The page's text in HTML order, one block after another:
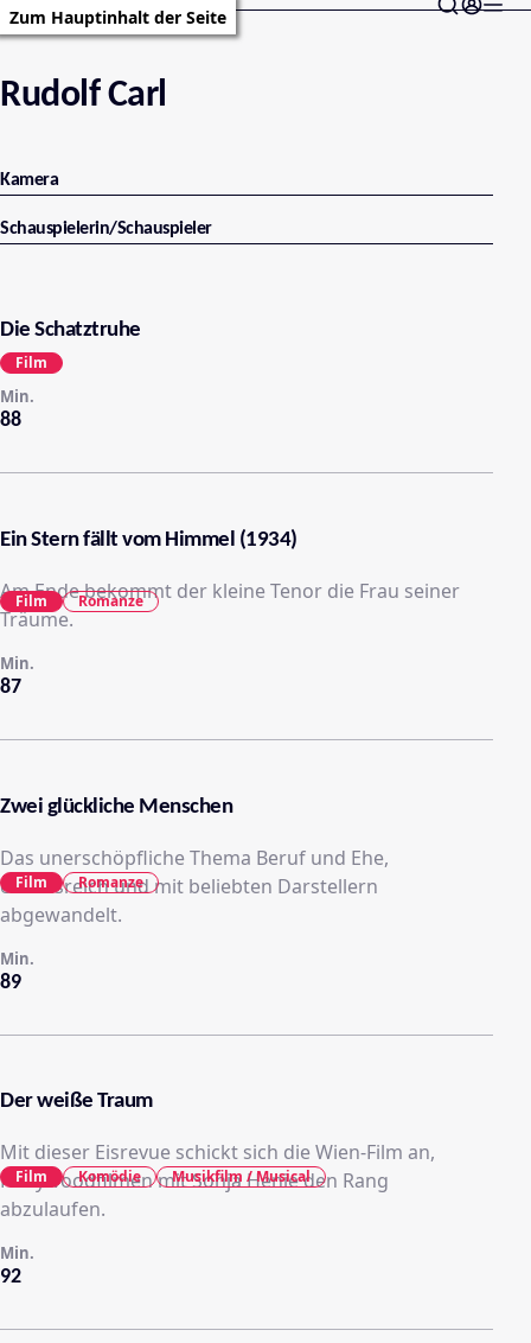
Zum Hauptinhalt der Seite
Rudolf Carl
Kamera
Schauspielerin/Schauspieler
Die Schatztruhe
88
Min.
Film
Ein Stern fällt vom Himmel (1934)
Am Ende bekommt der kleine Tenor die Frau seiner
Träume.
87
Min.
Film Romanze
Zwei glückliche Menschen
Das unerschöpfliche Thema Beruf und Ehe,
einfallsreich und mit beliebten Darstellern
abgewandelt.
89
Min.
Film Romanze
Der weiße Traum
Mit dieser Eisrevue schickt sich die Wien-Film an,
Hollywoodfilmen mit Sonja Henie den Rang
abzulaufen.
92
Min.
Film Komödie Musikfilm / Musical